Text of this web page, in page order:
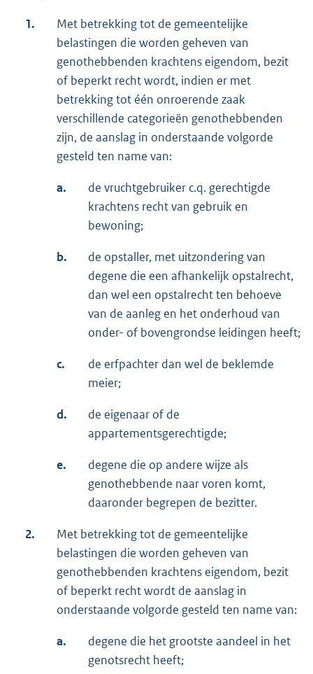
1.
Met betrekking tot de gemeentelijke
belastingen die worden geheven van
genothebbenden krachtens eigendom, bezit
of beperkt recht wordt, indien er met
betrekking tot één onroerende zaak
verschillende categorieën genothebbenden
zijn, de aanslag in onderstaande volgorde
gesteld ten name van:
a.
de vruchtgebruiker c.q. gerechtigde
krachtens recht van gebruik en
bewoning;
b.
de opstaller, met uitzondering van
degene die een afhankelijk opstalrecht,
dan wel een opstalrecht ten behoeve
van de aanleg en het onderhoud van
onder- of bovengrondse leidingen heeft;
c.
de erfpachter dan wel de beklemde
meier;
d.
de eigenaar of de
appartementsgerechtigde;
e.
degene die op andere wijze als
genothebbende naar voren komt,
daaronder begrepen de bezitter.
2.
Met betrekking tot de gemeentelijke
belastingen die worden geheven van
genothebbenden krachtens eigendom, bezit
of beperkt recht wordt de aanslag in
onderstaande volgorde gesteld ten name van:
a.
degene die het grootste aandeel in het
genotsrecht heeft;